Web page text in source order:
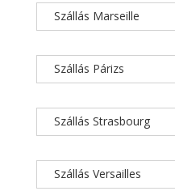
Szállás Marseille
Szállás Párizs
Szállás Strasbourg
Szállás Versailles